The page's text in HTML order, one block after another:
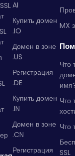
AI
Купить домен
.IO
Домен в зоне
.US
Регистрация
.DE
Купить домен
.IN
Домен в зоне
.CN
Регистрация
MX
Что
Что
Что
SSL